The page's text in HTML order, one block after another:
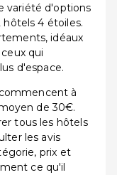
variété d'options
hôtels 4 étoiles.
idéaux
qui
d'espace.
à
de 30€.
tous les hôtels
les avis
prix et
ce qu'il